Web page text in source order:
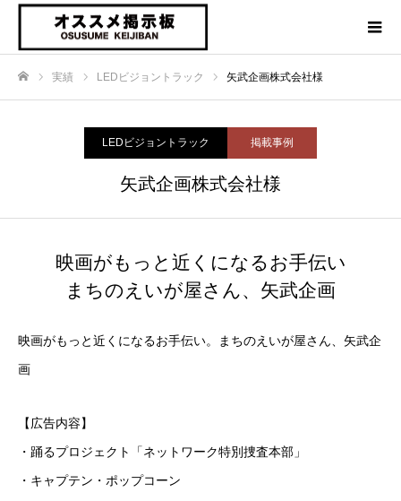
実績 LEDビジョントラック 矢武企画株式会社様
LEDビジョントラック 掲載事例
矢武企画株式会社様
映画がもっと近くになるお手伝い
まちのえいが屋さん、矢武企画
映画がもっと近くになるお手伝い。まちのえいが屋さん、矢武企
画
【広告内容】
・踊るプロジェクト「ネットワーク特別捜査本部」
・キャプテン・ポップコーン